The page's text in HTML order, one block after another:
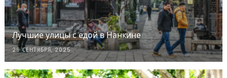
Лучшие улицы с едой в Нанкине
29 СЕНТЯБРЯ, 2025